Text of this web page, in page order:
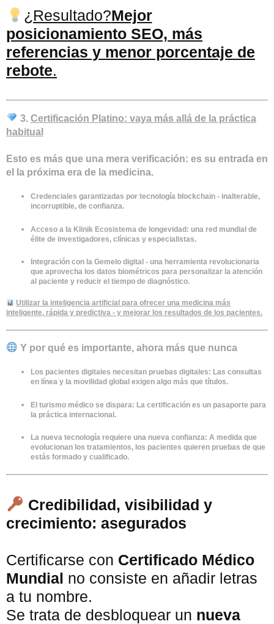
¿Resultado?Mejor
posicionamiento SEO, más
referencias y menor porcentaje de
rebote.
3. Certificación Platino: vaya más allá de la práctica
habitual
Esto es más que una mera verificación: es su entrada en
el la próxima era de la medicina.
Credenciales garantizadas por tecnología blockchain - inalterable,
incorruptible, de confianza.
Acceso a la Klinik Ecosistema de longevidad: una red mundial de
élite de investigadores, clínicas y especialistas.
Integración con la Gemelo digital - una herramienta revolucionaria
que aprovecha los datos biométricos para personalizar la atención
al paciente y reducir el tiempo de diagnóstico.
Utilizar la inteligencia artificial paraofrecer una medicina más
inteligente, rápida y predictiva - y mejorar los resultados de los pacientes.
Y por qué es importante, ahora más que nunca
Los pacientes digitales necesitan pruebas digitales: Las consultas
en línea y la movilidad global exigen algo más que títulos.
El turismo médico se dispara: La certificación es un pasaporte para
la práctica internacional.
La nueva tecnología requiere una nueva confianza: A medida que
evolucionan los tratamientos, los pacientes quieren pruebas de que
estás formado y cualificado.
Credibilidad, visibilidad y
crecimiento: asegurados
Certificarse con Certificado Médico
Mundial no consiste en añadir letras
a tu nombre.
Se trata de desbloquear un nueva